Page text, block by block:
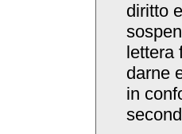
diritto
lettera
darne
in